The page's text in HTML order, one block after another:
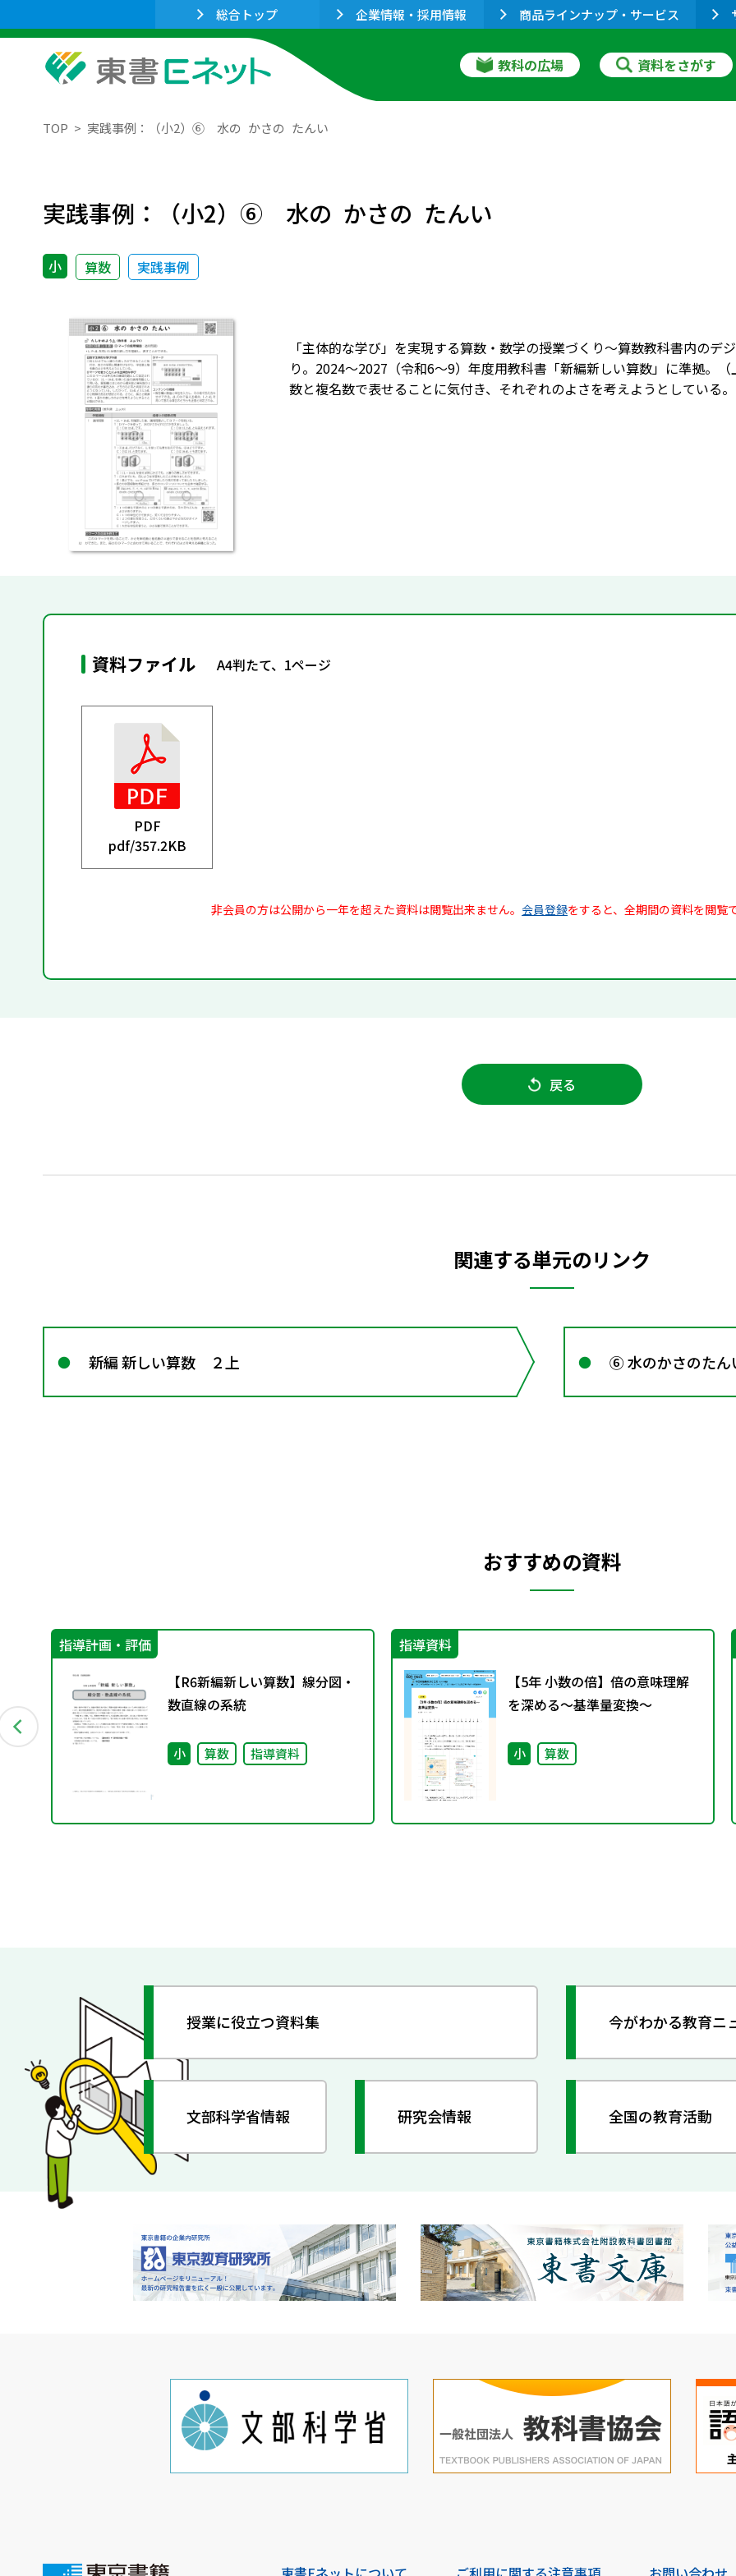
総合トップ 企業情報・採用情報 商品ラインナップ・サービス
教科の広場 資料をさがす
TOP 実践事例：（小2）⑥ 水の かさの たんい
実践事例：（小2）⑥ 水の かさの たんい
小 算数 実践事例
「主体的な学び」を実現する算数・数学の授業づくり～算数教科書内の
り。2024～2027（令和6～9）年度用教科書「新編新しい算数」に準拠。
数と複名数で表せることに気付き、それぞれのよさを考えようとしている。
資料ファイル A4判たて、1ページ
PDF
pdf/357.2KB
非会員の方は公開から一年を超えた資料は閲覧出来ません。 会員登録をすると、全期間の資料を閲覧
戻る
関連する単元のリンク
新編 新しい算数 ２上 ⑥ 水のかさのたん
おすすめの資料
指導計画・評価
【R6新編新しい算数】線分図・
数直線の系統
小 算数 指導資料
指導資料
【5年 小数の倍】倍の意味理解
を深める～基準量変換～
小 算数
授業に役立つ資料集 今がわかる教育ニ
文部科学省情報 研究会情報 全国の教育活動